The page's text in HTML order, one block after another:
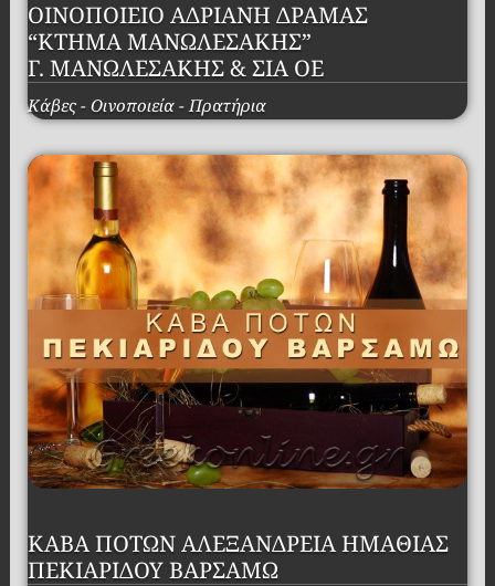
ΟΙΝΟΠΟΙΕΙΟ ΑΔΡΙΑΝΗ ΔΡΑΜΑΣ
“ΚΤΗΜΑ ΜΑΝΩΛΕΣΑΚΗΣ”
Γ. ΜΑΝΩΛΕΣΑΚΗΣ & ΣΙΑ ΟΕ
Κάβες - Οινοποιεία - Πρατήρια
ΚΑΒΑ ΠΟΤΩΝ ΑΛΕΞΑΝΔΡΕΙΑ ΗΜΑΘΙΑΣ
ΠΕΚΙΑΡΙΔΟΥ ΒΑΡΣΑΜΩ